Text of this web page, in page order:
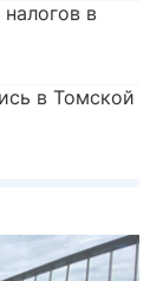
в
в Томской